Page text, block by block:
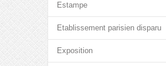
Estampe
Etablissement parisien disparu
Exposition